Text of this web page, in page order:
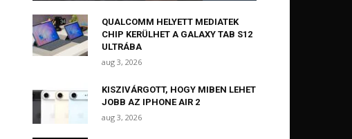
QUALCOMM HELYETT MEDIATEK
CHIP KERÜLHET A GALAXY TAB S12
ULTRÁBA
aug 3, 2026
KISZIVÁRGOTT, HOGY MIBEN LEHET
JOBB AZ IPHONE AIR 2
aug 3, 2026